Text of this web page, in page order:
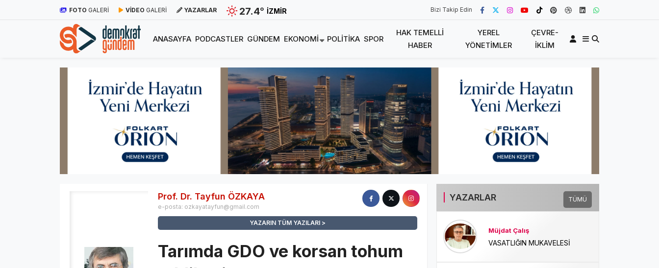
FOTO GALERİ VİDEO GALERİ YAZARLAR 27.4° İZMIR Bizi Takip Edin
ANASAYFA PODCASTLER GÜNDEM EKONOMI POLITIKA SPOR
HAK TEMELLI
HABER
YEREL
YÖNETIMLER
ÇEVRE-
İKLIM
Prof. Dr. Tayfun ÖZKAYA
e-posta: ozkayatayfun@gmail.com
YAZARIN TÜM YAZILARI
Tarımda GDO ve korsan tohum
YAZARLAR TÜMÜ
Müjdat Çalış
VASATLIĞIN MUKAVELESİ